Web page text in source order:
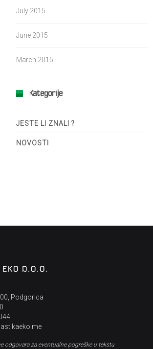
July 2015
June 2015
March 2015
Kategorije
JESTE LI ZNALI ?
NOVOSTI
D.O.O.
Podgorica
odgovara za eventualne pogreške u tekstu